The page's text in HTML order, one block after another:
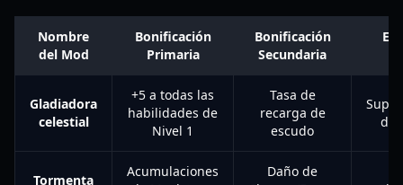
Nombre
del Mod
Bonificación
Primaria
Bonificación
Secundaria
Gladiadora
celestial
+5 a todas las
habilidades de
Nivel 1
Tasa de
recarga de
escudo
Tormenta
Acumulaciones
Daño de